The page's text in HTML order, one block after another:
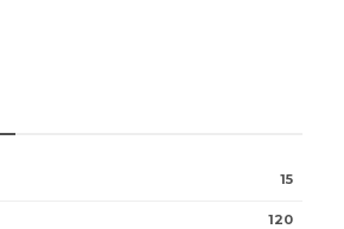
15
120